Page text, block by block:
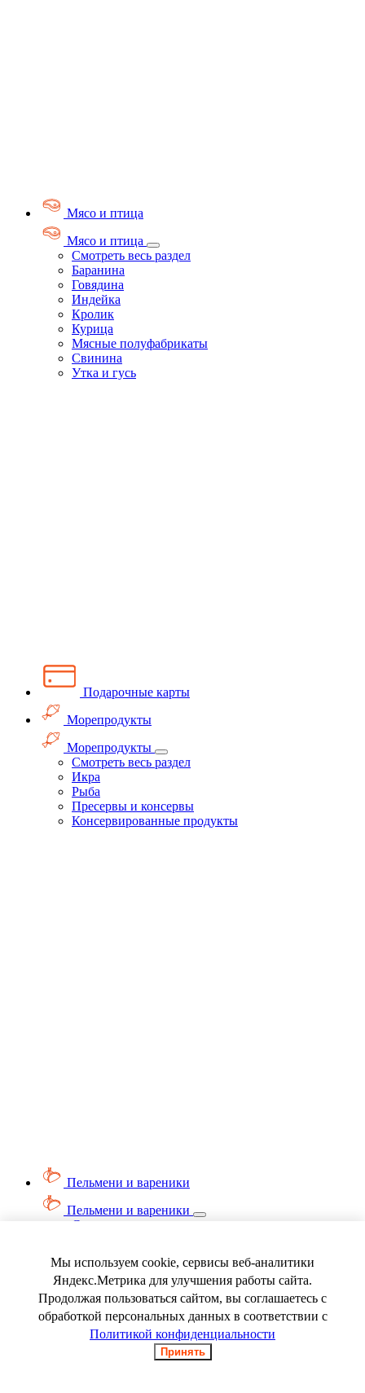
Мясо и птица
Мясо и птица
Смотреть весь раздел
Баранина
Говядина
Индейка
Кролик
Курица
Мясные полуфабрикаты
Свинина
Утка и гусь
Подарочные карты
Морепродукты
Морепродукты
Смотреть весь раздел
Икра
Рыба
Пресервы и консервы
Консервированные продукты
Пельмени и вареники
Пельмени и вареники
Смотреть весь раздел
Ягода замороженная
Мы используем cookie, сервисы веб-аналитики
Яндекс.Метрика для улучшения работы сайта.
Продолжая пользоваться сайтом, вы соглашаетесь с
обработкой персональных данных в соответствии с
Политикой конфиденциальности
Принять